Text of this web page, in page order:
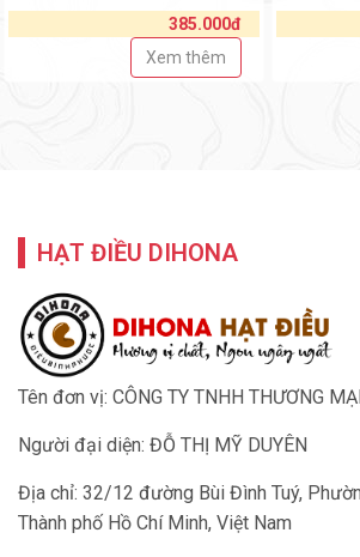
385.000đ
Xem thêm
HẠT ĐIỀU DIHONA
Tên đơn vị: CÔNG TY TNHH THƯƠNG
Người đại diện: ĐỖ THỊ MỸ DUYÊN
Địa chỉ: 32/12 đường Bùi Đình Tuý,
Thành phố Hồ Chí Minh, Việt Nam